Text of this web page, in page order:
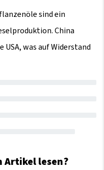
sind ein
China
was auf Widerstand
Artikel lesen?